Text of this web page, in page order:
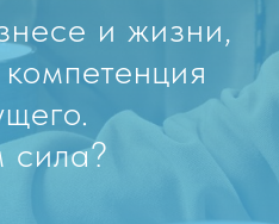
и жизни,
сила?